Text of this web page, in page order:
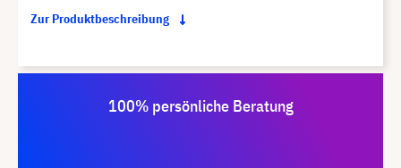
Zur Produktbeschreibung
100% persönliche Beratung